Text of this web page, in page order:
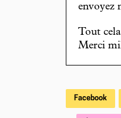
envoyez
Tout
Merci
Facebook